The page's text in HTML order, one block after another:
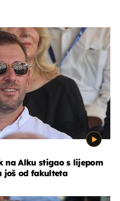
na Alku stigao s lijepom
još od fakulteta